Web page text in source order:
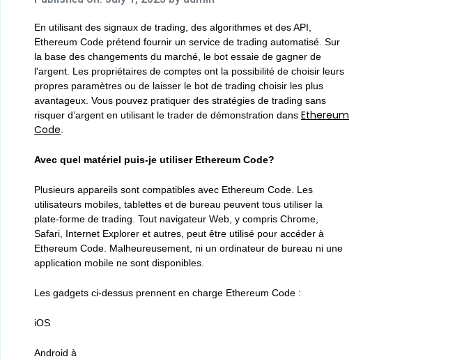
En utilisant des signaux de trading, des algorithmes et des API,
Ethereum Code prétend fournir un service de trading automatisé. Sur
la base des changements du marché, le bot essaie de gagner de
l'argent. Les propriétaires de comptes ont la possibilité de choisir leurs
propres paramètres ou de laisser le bot de trading choisir les plus
avantageux. Vous pouvez pratiquer des stratégies de trading sans
risquer d’argent en utilisant le trader de démonstration dans Ethereum
Code
Avec quel matériel puis-je utiliser Ethereum Code?
Plusieurs appareils sont compatibles avec Ethereum Code. Les
utilisateurs mobiles, tablettes et de bureau peuvent tous utiliser la
plate-forme de trading. Tout navigateur Web, y compris Chrome,
Safari, Internet Explorer et autres, peut être utilisé pour accéder à
Ethereum Code. Malheureusement, ni un ordinateur de bureau ni une
application mobile ne sont disponibles.
Les gadgets ci-dessus prennent en charge Ethereum Code :
iOS
Android à